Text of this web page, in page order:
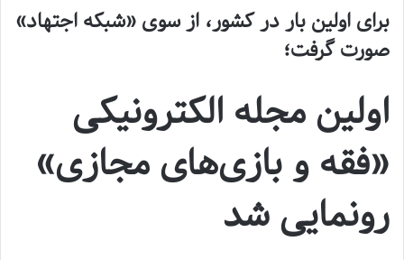
برای اولین بار در کشور، از سوی «شبکه اجتهاد»
صورت گرفت؛
اولین مجله الکترونیکی
«فقه و بازی‌های مجازی»
رونمایی شد